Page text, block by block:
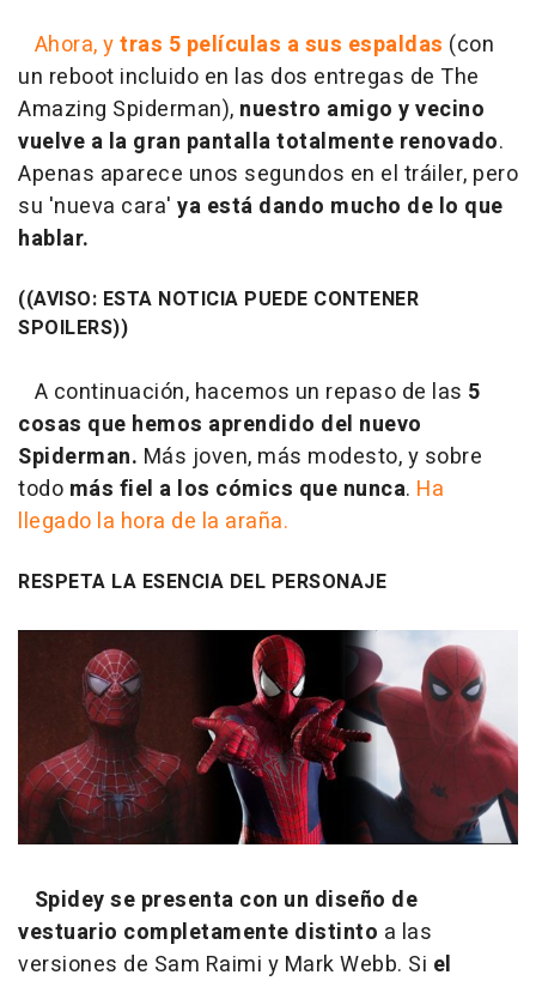
Ahora, ytras 5 películas a sus espaldas (con
un reboot incluido en las dos entregas de The
Amazing Spiderman), nuestro amigo y vecino
vuelve a la gran pantalla totalmente renovado.
Apenas aparece unos segundos en el tráiler, pero
su 'nueva cara' ya está dando mucho de lo que
hablar.
((AVISO: ESTA NOTICIA PUEDE CONTENER
SPOILERS))
A continuación, hacemos un repaso de las 5
cosas que hemos aprendido del nuevo
Spiderman. Más joven, más modesto, y sobre
todo más fiel a los cómics que nunca. Ha
llegado la hora de la araña.
RESPETA LA ESENCIA DEL PERSONAJE
Spidey se presenta con un diseño de
vestuario completamente distinto a las
versiones de Sam Raimi y Mark Webb. Si el